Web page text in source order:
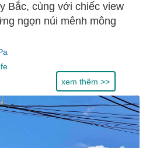
Bắc, cùng với chiếc view
ngọn núi mênh mông
xem thêm >>